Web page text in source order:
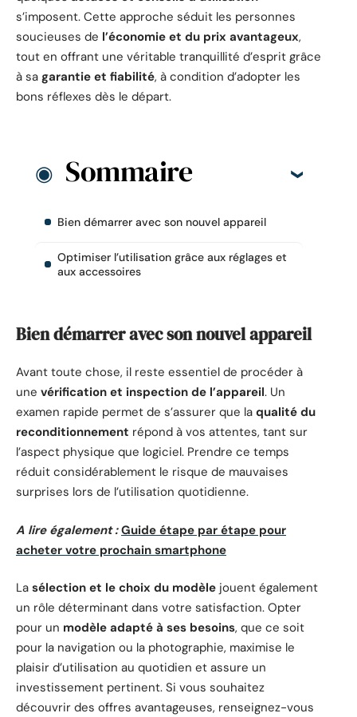
s’imposent. Cette approche séduit les personnes
soucieuses de l’économie et du prix avantageux,
tout en offrant une véritable tranquillité d’esprit grâce
à sa garantie et fiabilité, à condition d’adopter les
bons réflexes dès le départ.
Sommaire
Bien démarrer avec son nouvel appareil
Optimiser l’utilisation grâce aux réglages et
aux accessoires
Bien démarrer avec son nouvel appareil
Avant toute chose, il reste essentiel de procéder à
une vérification et inspection de l’appareil. Un
examen rapide permet de s’assurer que la qualité du
reconditionnement répond à vos attentes, tant sur
l’aspect physique que logiciel. Prendre ce temps
réduit considérablement le risque de mauvaises
surprises lors de l’utilisation quotidienne.
A lire également : Guide étape par étape pour
acheter votre prochain smartphone
La sélection et le choix du modèle jouent également
un rôle déterminant dans votre satisfaction. Opter
pour un modèle adapté à ses besoins, que ce soit
pour la navigation ou la photographie, maximise le
plaisir d’utilisation au quotidien et assure un
investissement pertinent. Si vous souhaitez
découvrir des offres avantageuses, renseignez-vous